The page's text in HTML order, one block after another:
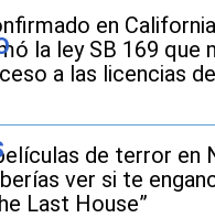
en
la ley SB 169 que
a las licencias
de terror en
ver si te
Last House”